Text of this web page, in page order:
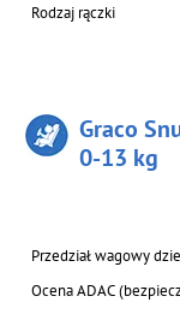
Rodzaj rączki
Graco
0-13 kg
Przedział wagowy
Ocena ADAC